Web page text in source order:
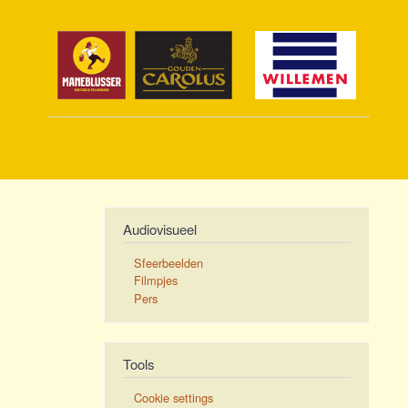
Audiovisueel
Sfeerbeelden
Filmpjes
Pers
Tools
Cookie settings